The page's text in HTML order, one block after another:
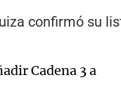
confirmó su
Cadena 3 a